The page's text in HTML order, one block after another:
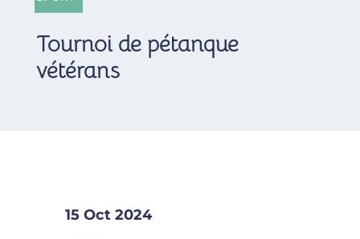
Tournoi de pétanque
vétérans
15 Oct 2024